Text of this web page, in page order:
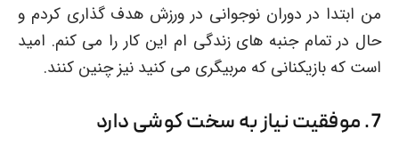
من ابتدا در دوران نوجوانی در ورزش هدف گذاری کردم و
حال در تمام جنبه های زندگی ام این کار را می کنم. امید
است که بازیکنانی که مربیگری می کنید نیز چنین کنند.
7. موفقیت نیاز به سخت کوشی دارد